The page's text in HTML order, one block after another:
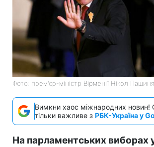
Фото: прем'єр-міністр Вірменії Нікол
Вимкни хаос міжнародних новин!
тільки важливе з РБК-Україна у
На парламентських виборах у